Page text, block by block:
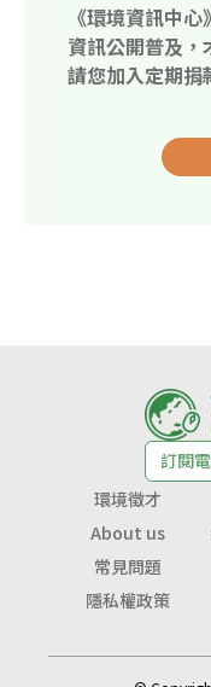
《環境資訊中
資訊公開普及
請您加入定期捐
訂閱
環境徵才
About us
常見問題
隱私權政策